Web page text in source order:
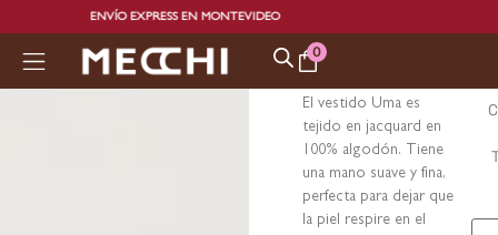
ENVÍO EXPRESS EN MONTEVIDEO
0
El vestido Uma es
tejido en jacquard en
100% algodón. Tiene
una mano suave y fina,
perfecta para dejar que
la piel respire en el